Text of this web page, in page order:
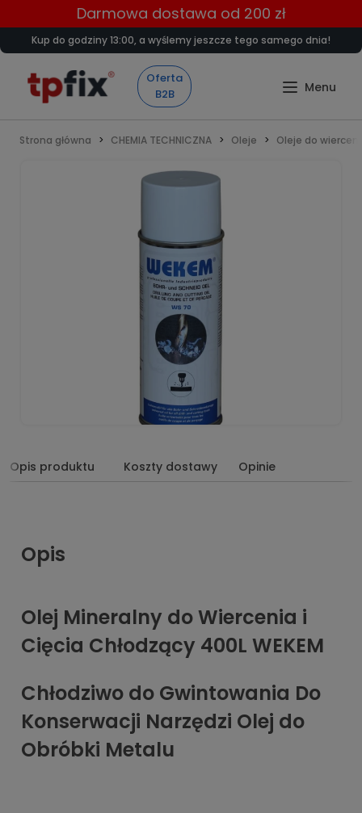
Darmowa dostawa od 200 zł
Kup do godziny 13:00, a wyślemy jeszcze tego samego dnia!
Oferta
B2B
Strona główna CHEMIA TECHNICZNA Oleje Oleje do
Opis produktu Koszty dostawy Opinie
Opis
Olej Mineralny do Wiercenia i
Cięcia Chłodzący 400L WEKEM
Chłodziwo do Gwintowania Do
Konserwacji Narzędzi Olej do
Obróbki Metalu